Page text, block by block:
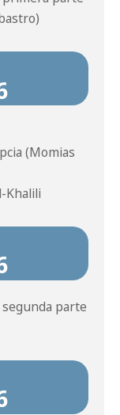
(Momias
Khalili
segunda parte